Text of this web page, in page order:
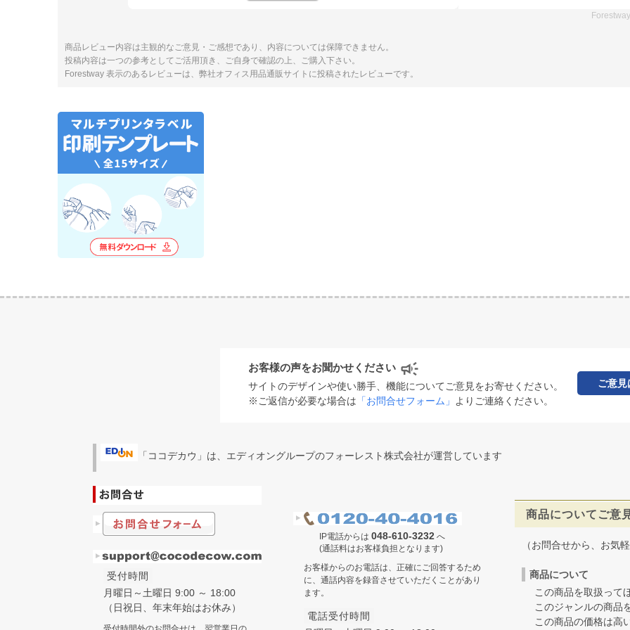
Forestway
商品レビュー内容は主観的なご意見・ご感想であり、内容については保障できません。
投稿内容は一つの参考としてご活用頂き、ご自身で確認の上、ご購入下さい。
Forestway 表示のあるレビューは、弊社オフィス用品通販サイトに投稿されたレビューです。
お客様の声をお聞かせください
サイトのデザインや使い勝手、機能についてご意見をお寄せください。
※ご返信が必要な場合は 「お問合せフォーム」 よりご連絡ください。
ご意見
「ココデカウ」は、エディオングループのフォーレスト株式会社が運営しています
受付時間
月曜日～土曜日 9:00 ～ 18:00
（日祝日、年末年始はお休み）
IP電話からは 048-610-3232 へ
(通話料はお客様負担となります)
お客様からのお電話は、正確にご回答するため
に、通話内容を録音させていただくことがあり
ます。
電話受付時間
商品についてご意
（お問合せから、お気
商品について
この商品を取扱って
このジャンルの商品
この商品の価格は高